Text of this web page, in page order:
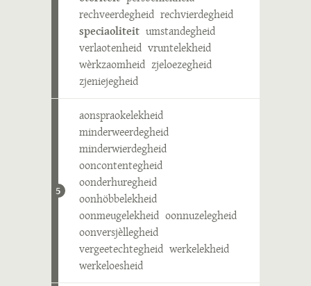
rechveerdegheid rechvierdegheid
speciaoliteit umstandegheid
verlaotenheid vruntelekheid
wèrkzaomheid zjeloezegheid
zjeniejegheid
5
aonspraokelekheid
minderweerdegheid
minderwierdegheid
ooncontentegheid
oonderhuregheid
oonhöbbelekheid
oonmeugelekheid oonnuzelegheid
oonversjèllegheid
vergeetechtegheid werkelekheid
werkeloesheid